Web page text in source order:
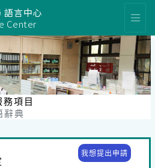
語言中心
Center
務項目
辭典
我想提出申請